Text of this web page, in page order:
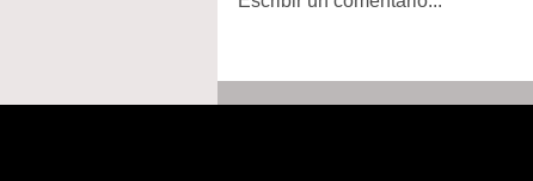
Adolescentes celebran sus
15 años con el respaldo de